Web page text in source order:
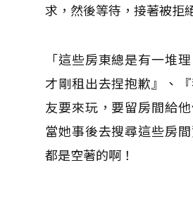
求，然後等待，接著被拒
「這些房東總是有一堆
才剛租出去捏抱歉』、
友要來玩，要留房間給他
當她事後去搜尋這些房
都是空著的啊！